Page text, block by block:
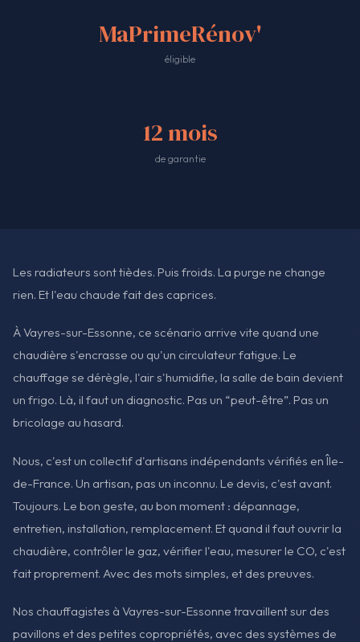
MaPrimeRénov'
éligible
12 mois
de garantie
Les radiateurs sont tièdes. Puis froids. La purge ne change
rien. Et l'eau chaude fait des caprices.
À Vayres-sur-Essonne, ce scénario arrive vite quand une
chaudière s'encrasse ou qu'un circulateur fatigue. Le
chauffage se dérègle, l'air s'humidifie, la salle de bain devient
un frigo. Là, il faut un diagnostic. Pas un “peut-être”. Pas un
bricolage au hasard.
Nous, c'est un collectif d'artisans indépendants vérifiés en Île-
de-France. Un artisan, pas un inconnu. Le devis, c'est avant.
Toujours. Le bon geste, au bon moment : dépannage,
entretien, installation, remplacement. Et quand il faut ouvrir la
chaudière, contrôler le gaz, vérifier l'eau, mesurer le CO, c'est
fait proprement. Avec des mots simples, et des preuves.
Nos chauffagistes à Vayres-sur-Essonne travaillent sur des
pavillons et des petites copropriétés, avec des systèmes de